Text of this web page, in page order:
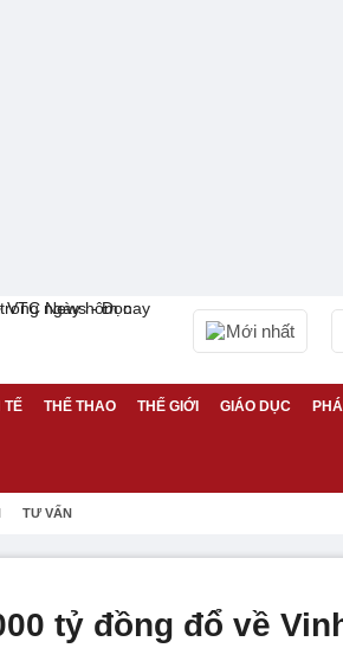
Mới nhất
TẾ THỂ THAO THẾ GIỚI GIÁO DỤC
TƯ VẤN
tỷ đồng đổ về